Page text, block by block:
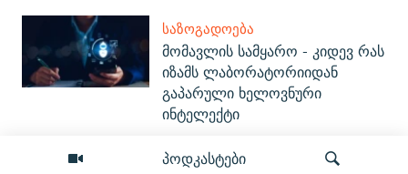
პოდკასტები
ᲡᲐᲖᲝᲒᲐᲓᲝᲔᲑᲐ
მომავლის სამყარო - კიდევ რას
იზამს ლაბორატორიიდან
გაპარული ხელოვნური
ინტელექტი
ᲞᲝᲚᲘᲢᲘᲙᲐ